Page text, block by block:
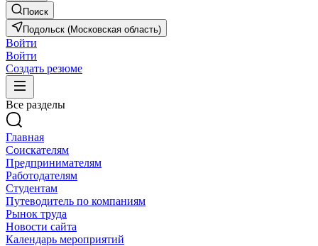
Поиск
Подольск (Московская область)
Войти
Войти
Создать резюме
Все разделы
Главная
Соискателям
Предпринимателям
Работодателям
Студентам
Путеводитель по компаниям
Рынок труда
Новости сайта
Календарь мероприятий